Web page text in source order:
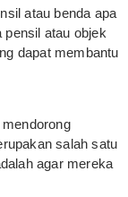
atau benda apa
pensil atau objek
dapat membantu
salah satu
agar mereka